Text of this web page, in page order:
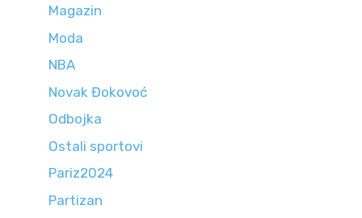
Magazin
Moda
NBA
Novak Đokovoć
Odbojka
Ostali sportovi
Pariz2024
Partizan